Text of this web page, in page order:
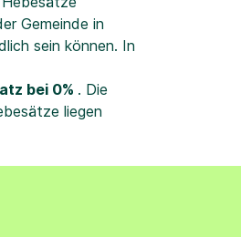
Gemeinde in
sein können. In
bei 0% . Die
liegen